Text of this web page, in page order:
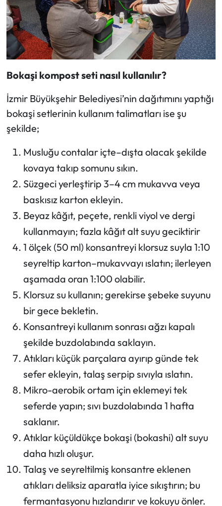
Bokaşi kompost seti nasıl kullanılır?
İzmir Büyükşehir Belediyesi’nin dağıtımını yaptığı
bokaşi setlerinin kullanım talimatları ise şu
şekilde;
Musluğu contalar içte–dışta olacak şekilde
kovaya takıp somunu sıkın.
Süzgeci yerleştirip 3–4 cm mukavva veya
baskısız karton ekleyin.
Beyaz kâğıt, peçete, renkli viyol ve dergi
kullanmayın; fazla kâğıt alt suyu geciktirir
1 ölçek (50 ml) konsantreyi klorsuz suyla 1:10
seyreltip karton–mukavvayı ıslatın; ilerleyen
aşamada oran 1:100 olabilir.
Klorsuz su kullanın; gerekirse şebeke suyunu
bir gece bekletin.
Konsantreyi kullanım sonrası ağzı kapalı
şekilde buzdolabında saklayın.
Atıkları küçük parçalara ayırıp günde tek
sefer ekleyin, talaş serpip sıvıyla ıslatın.
Mikro-aerobik ortam için eklemeyi tek
seferde yapın; sıvı buzdolabında 1 hafta
saklanır.
Atıklar küçüldükçe bokaşi (bokashi) alt suyu
daha hızlı oluşur.
Talaş ve seyreltilmiş konsantre eklenen
atıkları deliksiz aparatla iyice sıkıştırın; bu
fermantasyonu hızlandırır ve kokuyu önler.